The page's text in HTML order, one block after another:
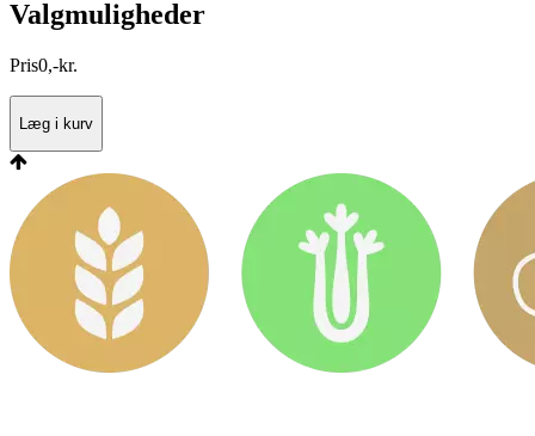
Valgmuligheder
Pris0,-kr.
Læg i kurv